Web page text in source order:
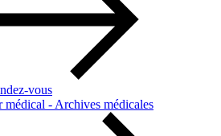
vous
médical - Archives médicales